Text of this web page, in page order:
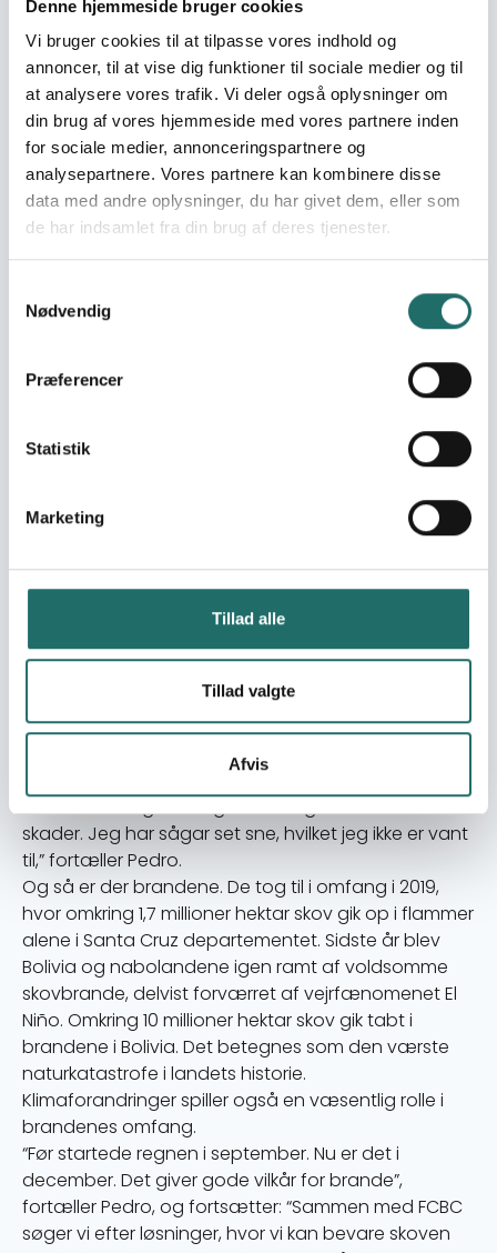
Denne hjemmeside bruger cookies
Vi bruger cookies til at tilpasse vores indhold og
annoncer, til at vise dig funktioner til sociale medier og til
at analysere vores trafik. Vi deler også oplysninger om
din brug af vores hjemmeside med vores partnere inden
for sociale medier, annonceringspartnere og
analysepartnere. Vores partnere kan kombinere disse
data med andre oplysninger, du har givet dem, eller som
de har indsamlet fra din brug af deres tjenester.
Nødvendig
Præferencer
Statistik
Marketing
Tillad alle
Tillad valgte
Afvis
en effektiv måde – og på at passe på hinanden og
sig selv. Derudover har de fået udstyr, så de ikke
bringer sig selv i unødig fare.
“Vi er mest frivillige i den årstid, hvor der er mange
skovbrande. Vi har lært, hvordan vi slukker brande
effektivt og laver brandbælter, der forhindrer
brandene i at sprede sig. Det er nogle gange hårdt
for familien, når vi er væk 2-3 dage. Men vi nyder
anseelse, og så viser vi, at det kan betale sig at
organisere sig og stå sammen. Det er et arbejde, vi
gør med hjertet”, fortæller Pedro.
"... vi nyder anseelse, og så viser
vi, at det kan betale sig at
organisere sig og stå sammen.
Det er et arbejde, vi gør med
hjertet."
klimaforandringer, som Pedro og de øvrige beboere
i San Rafael også oplever på mange andre måder.
“Klimaforandringerne er meget virkelige her. Nogle år
de massive regnmængder har også medført
skader. Jeg har sågar set sne, hvilket jeg ikke er vant
til,” fortæller Pedro.
Og så er der brandene. De tog til i omfang i 2019,
hvor omkring 1,7 millioner hektar skov gik op i flammer
alene i Santa Cruz departementet. Sidste år blev
Bolivia og nabolandene igen ramt af voldsomme
skovbrande, delvist forværret af vejrfænomenet El
Niño. Omkring 10 millioner hektar skov gik tabt i
brandene i Bolivia. Det betegnes som den værste
naturkatastrofe i landets historie.
Klimaforandringer spiller også en væsentlig rolle i
brandenes omfang.
“Før startede regnen i september. Nu er det i
december. Det giver gode vilkår for brande”,
fortæller Pedro, og fortsætter: “Sammen med FCBC
søger vi efter løsninger, hvor vi kan bevare skoven